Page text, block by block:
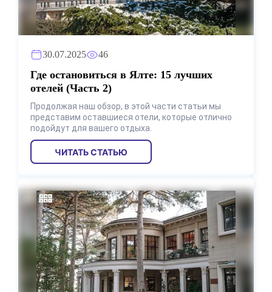
30.07.2025 46
Где остановиться в Ялте: 15 лучших
отелей (Часть 2)
Продолжая наш обзор, в этой части статьи мы
представим оставшиеся отели, которые отлично
подойдут для вашего отдыха.
ЧИТАТЬ СТАТЬЮ